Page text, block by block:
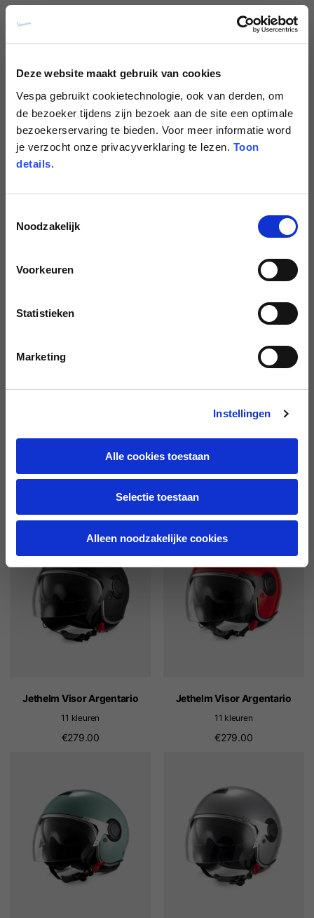
Deze website maakt gebruik van cookies
Vespa gebruikt cookietechnologie, ook van derden, om
de bezoeker tijdens zijn bezoek aan de site een optimale
bezoekerservaring te bieden. Voor meer informatie word
je verzocht onze privacyverklaring te lezen. Toon
details.
Noodzakelijk
Voorkeuren
Statistieken
Marketing
Instellingen
Alle cookies toestaan
Selectie toestaan
Alleen noodzakelijke cookies
11 kleuren
Jethelm Visor Argentario
Demi-Jethelm Visor "Vespa
Helm Demi-Jet 4.0 DEC
2 kleuren
Jethelm Visor Argentario
11 kleuren
€279.00
Jethelm Visor Argentario
11 kleuren
€279.00